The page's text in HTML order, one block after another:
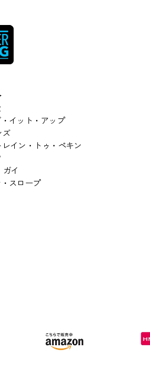
イット・アップ
ズ
イン・トゥ・ペキン
イ
スロープ